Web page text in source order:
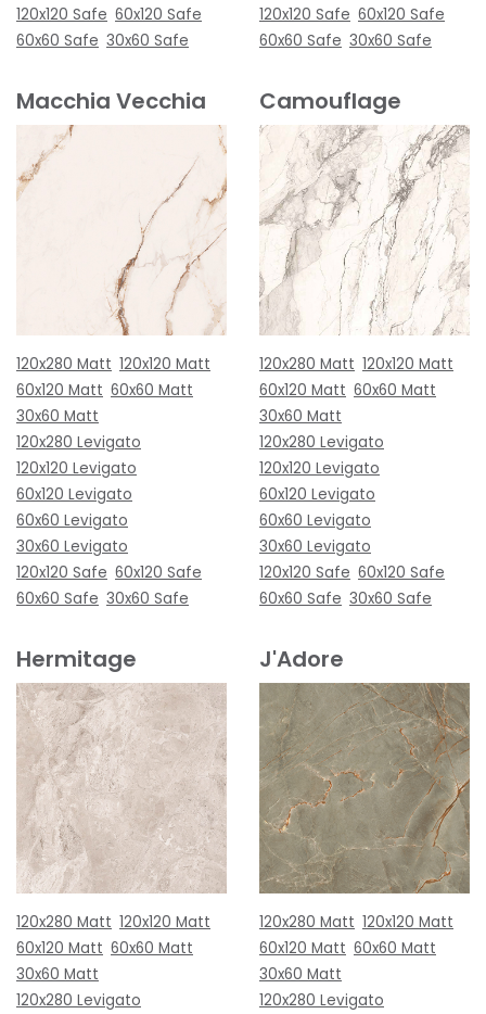
120x120 Safe 60x120 Safe
60x60 Safe 30x60 Safe
120x120 Safe 60x120 Safe
60x60 Safe 30x60 Safe
Macchia Vecchia
120x280 Matt 120x120 Matt
60x120 Matt 60x60 Matt
30x60 Matt
120x280 Levigato
120x120 Levigato
60x120 Levigato
60x60 Levigato
30x60 Levigato
120x120 Safe 60x120 Safe
60x60 Safe 30x60 Safe
Camouflage
120x280 Matt 120x120 Matt
60x120 Matt 60x60 Matt
30x60 Matt
120x280 Levigato
120x120 Levigato
60x120 Levigato
60x60 Levigato
30x60 Levigato
120x120 Safe 60x120 Safe
60x60 Safe 30x60 Safe
Hermitage
120x280 Matt 120x120 Matt
60x120 Matt 60x60 Matt
30x60 Matt
120x280 Levigato
J'Adore
120x280 Matt 120x120 Matt
60x120 Matt 60x60 Matt
30x60 Matt
120x280 Levigato